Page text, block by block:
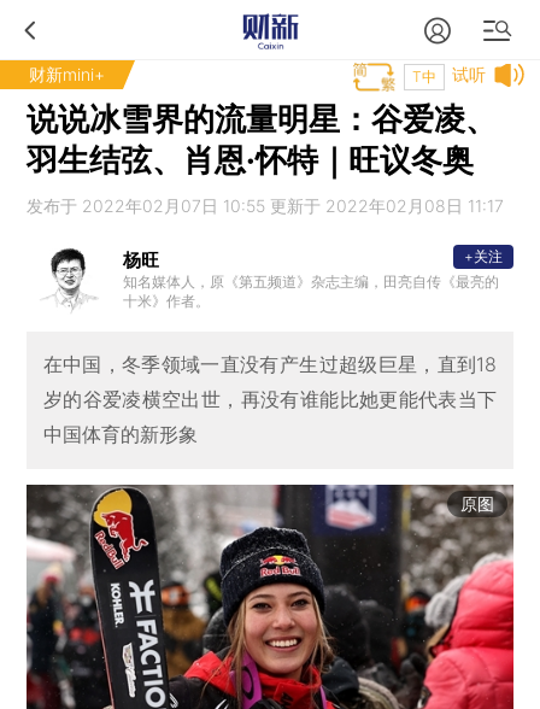
财新mini+ 试听
T中
说说冰雪界的流量明星：谷爱凌、
羽生结弦、肖恩·怀特｜旺议冬奥
发布于 2022年02月07日 10:55 更新于 2022年02月08日 11:17
杨旺
知名媒体人，原《第五频道》杂志主编，田亮自传《最亮的
十米》作者。
+关注
在中国，冬季领域一直没有产生过超级巨星，直到18
岁的谷爱凌横空出世，再没有谁能比她更能代表当下
中国体育的新形象
原图